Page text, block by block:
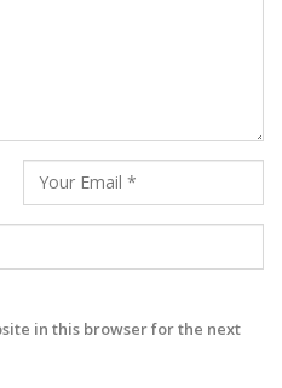
in this browser for the next